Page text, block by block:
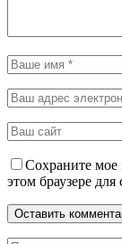
Сохраните мое
этом браузере